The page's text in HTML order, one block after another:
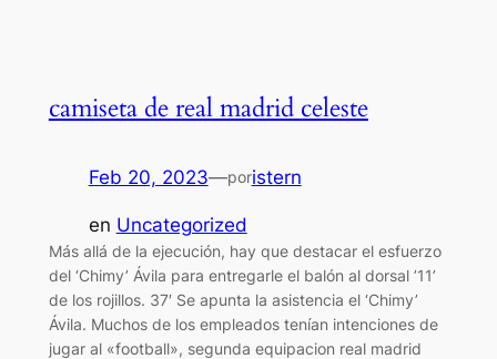
camiseta de real madrid celeste
Feb 20, 2023—poristern
en Uncategorized
Más allá de la ejecución, hay que destacar el esfuerzo
del ‘Chimy’ Ávila para entregarle el balón al dorsal ’11’
de los rojillos. 37′ Se apunta la asistencia el ‘Chimy’
Ávila. Muchos de los empleados tenían intenciones de
jugar al «football», segunda equipacion real madrid